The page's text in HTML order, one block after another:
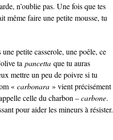
n’oublie pas. Une fois que tes
même faire une petite mousse, tu
petite casserole, une poêle, ce
ta pancetta que tu auras
mettre un peu de poivre si tu
« carbonara » vient précisément
celle du charbon –carbone.
pour aider les mineurs à résister.